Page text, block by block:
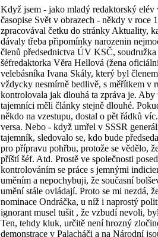
Když jsem - jako mladý redaktorský elév
časopise Svět v obrazech - někdy v roce
zpracovával četku do stránky Aktuality,
dávaly třeba připomínky narozenin
členů předsednictva ÚV KSČ, soudružka
šéfredaktorka Věra Hellová (žena
velebásníka Ivana Skály, který byl
vždycky nesmírně bedlivě, s měřítkem v
kontrolovala jak dlouhá ta zpráva je. Aby
tajemníci měli články stejně dlouhé.
někdo na vzestupu, dostal o pět řádků
versa. Nebo - když umřel v SSSR
tajemník, sledovalo se, kdo bude
pro přípravu pohřbu, protože se vědělo,
příští šéf. Atd. Prostě ve společnosti
kontrolováním se práce s jemnými
uměním a nepochybuji, že současní
umění stále ovládají. Proto se mi nezdá,
nominace Ondráčka, u níž i naprostý
ignorant musel tušit , že vzbudí nevoli,
Ten, tehdy kluk, určitě není hrozný
demonstrace v Palacháči a na Národní